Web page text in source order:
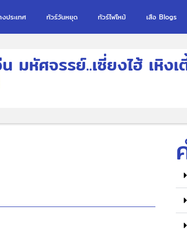
ประเทศ ทัวร์วันหยุด ทัวร์ไฟไหม้ เสือ Blogs
มหัศจรรย์..เซี่ยงไฮ้ เหิ